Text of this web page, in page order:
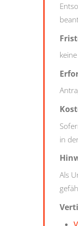
keine
in
Als